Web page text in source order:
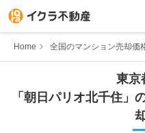
はじめての方へ
Home 全国のマンション売却価
東京
「 朝日パリオ北千住 」